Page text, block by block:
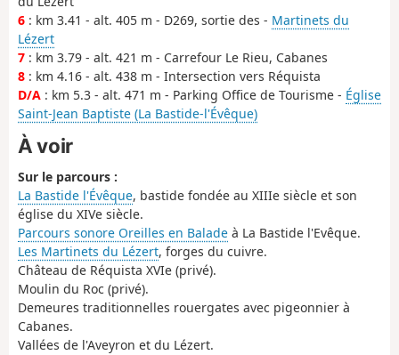
6 : km 3.41 - alt. 405 m - D269, sortie des - Martinets du
Lézert
7 : km 3.79 - alt. 421 m - Carrefour Le Rieu, Cabanes
8 : km 4.16 - alt. 438 m - Intersection vers Réquista
D/A : km 5.3 - alt. 471 m - Parking Office de Tourisme - Église
Saint-Jean Baptiste (La Bastide-l'Évêque)
À voir
Sur le parcours :
La Bastide l'Évêque, bastide fondée au XIIIe siècle et son
église du XIVe siècle.
Parcours sonore Oreilles en Balade à La Bastide l'Evêque.
Les Martinets du Lézert, forges du cuivre.
Château de Réquista XVIe (privé).
Moulin du Roc (privé).
Demeures traditionnelles rouergates avec pigeonnier à
Cabanes.
Vallées de l'Aveyron et du Lézert.